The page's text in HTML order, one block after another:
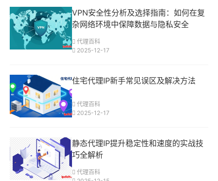
VPN安全性分析及选择指南：如何在复
杂网络环境中保障数据与隐私安全
代理百科
2025-12-17
住宅代理IP新手常见误区及解决方法
代理百科
2025-12-17
静态代理IP提升稳定性和速度的实战技
巧全解析
代理百科